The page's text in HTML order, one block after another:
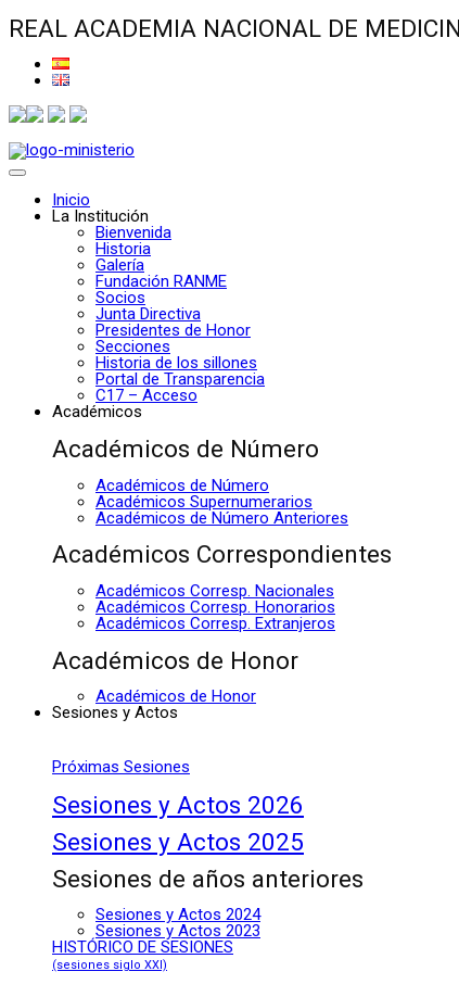
REAL ACADEMIA NACIONAL DE
Inicio
La Institución
Bienvenida
Historia
Galería
Fundación RANME
Socios
Junta Directiva
Presidentes de Honor
Secciones
Historia de los sillones
Portal de Transparencia
C17 – Acceso
Académicos
Académicos de Número
Académicos de Número
Académicos Supernumerarios
Académicos de Número Anteriores
Académicos Correspondientes
Académicos Corresp. Nacionales
Académicos Corresp. Honorarios
Académicos Corresp. Extranjeros
Académicos de Honor
Académicos de Honor
Sesiones y Actos
Próximas Sesiones
Sesiones y Actos 2026
Sesiones y Actos 2025
Sesiones de años anteriores
Sesiones y Actos 2024
Sesiones y Actos 2023
HISTÓRICO DE SESIONES
(sesiones siglo XXI)